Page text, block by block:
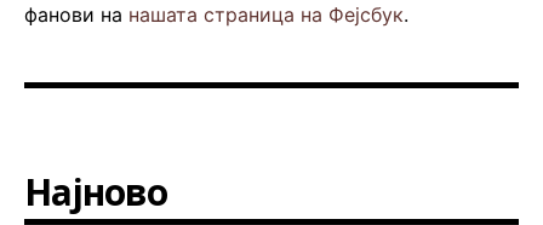
фанови на нашата страница на Фејсбук.
Најново